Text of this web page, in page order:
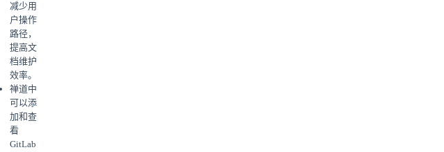
减少用
户操作
路径，
提高文
档维护
效率。
禅道中
可以添
加和查
看
GitLab